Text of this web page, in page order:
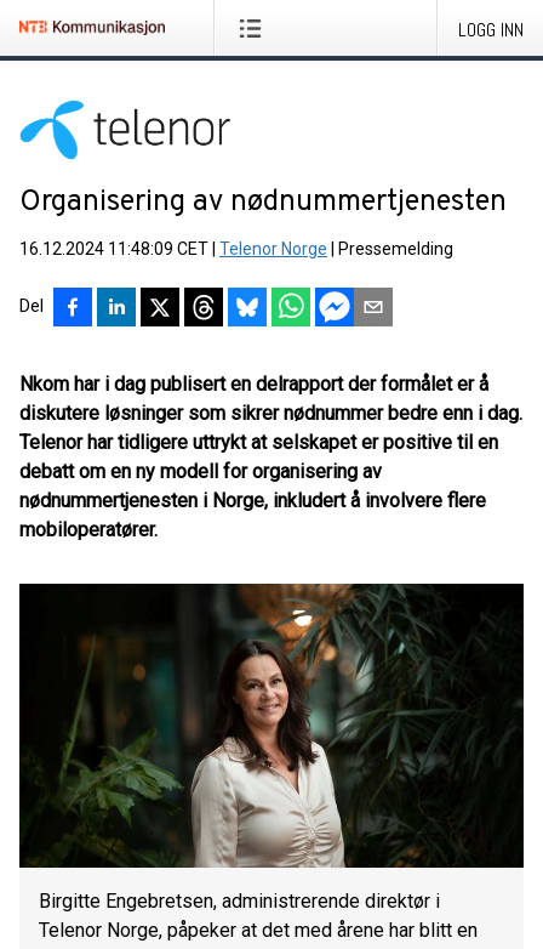
LOGG INN
Organisering av nødnummertjenesten
16.12.2024 11:48:09 CET Telenor Norge Pressemelding
Del
Nkom har i dag publisert en delrapport der formålet er å
diskutere løsninger som sikrer nødnummer bedre enn i dag.
Telenor har tidligere uttrykt at selskapet er positive til en
debatt om en ny modell for organisering av
nødnummertjenesten i Norge, inkludert å involvere flere
mobiloperatører.
Birgitte Engebretsen, administrerende direktør i
Telenor Norge, påpeker at det med årene har blitt en